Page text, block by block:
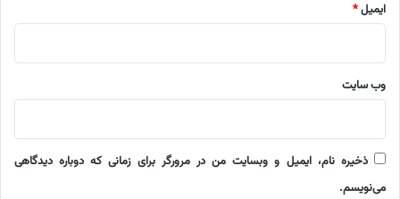
ایمیل*
وب‌ سایت
ذخیره نام، ایمیل و وبسایت من در مرورگر برای زمانی که دوباره دیدگاهی
می‌نویسم.